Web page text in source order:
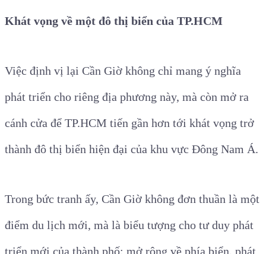
Khát vọng về một đô thị biển của TP.HCM
Việc định vị lại Cần Giờ không chỉ mang ý nghĩa
phát triển cho riêng địa phương này, mà còn mở ra
cánh cửa để TP.HCM tiến gần hơn tới khát vọng trở
thành đô thị biển hiện đại của khu vực Đông Nam Á.
Trong bức tranh ấy, Cần Giờ không đơn thuần là một
điểm du lịch mới, mà là biểu tượng cho tư duy phát
triển mới của thành phố: mở rộng về phía biển, phát